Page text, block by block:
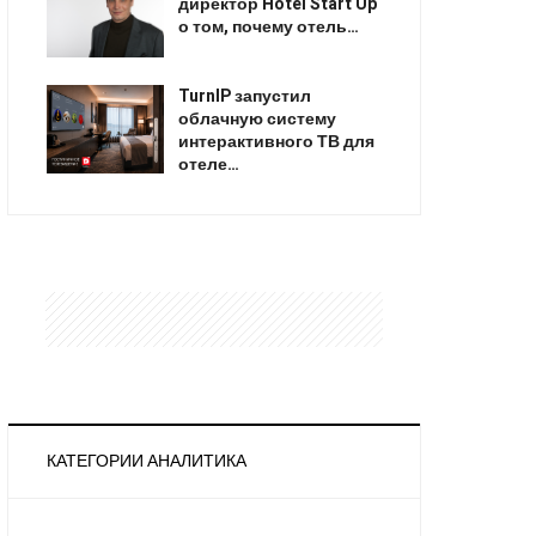
о том, почему отель…
TurnIP запустил
облачную систему
интерактивного ТВ для
отеле…
КАТЕГОРИИ АНАЛИТИКА